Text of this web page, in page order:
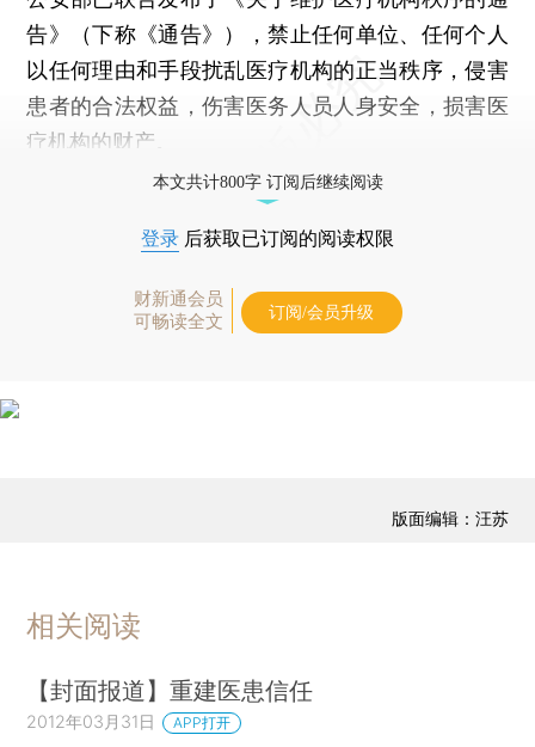
告》（下称《通告》），禁止任何单位、任何个人
以任何理由和手段扰乱医疗机构的正当秩序，侵害
患者的合法权益，伤害医务人员人身安全，损害医
疗机构的财产。
本文共计800字 订阅后继续阅读
登录 后获取已订阅的阅读权限
财新通会员
可畅读全文
订阅/会员升级
版面编辑：汪苏
相关阅读
【封面报道】重建医患信任
2012年03月31日 APP打开